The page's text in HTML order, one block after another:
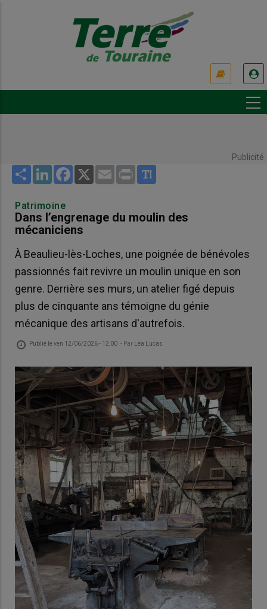
Publicité
Share LinkedInFacebook
X Email Print
Patrimoine
Dans l’engrenage du moulin des
mécaniciens
À Beaulieu-lès-Loches, une poignée de bénévoles
passionnés fait revivre un moulin unique en son
genre. Derrière ses murs, un atelier figé depuis
plus de cinquante ans témoigne du génie
mécanique des artisans d'autrefois.
Publié leven 12/06/2026 - 12:00 - Par Léa Lucas